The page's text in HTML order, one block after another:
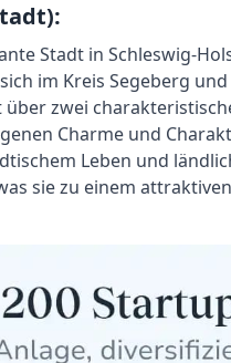
Stadt in Schleswig-
im Kreis Segeberg
zwei
Charme und
Leben und
sie zu einem